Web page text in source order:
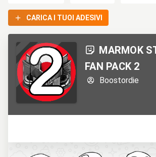
CARICA I TUOI ADESIVI
MARMOK
FAN PACK 2
Boostordie